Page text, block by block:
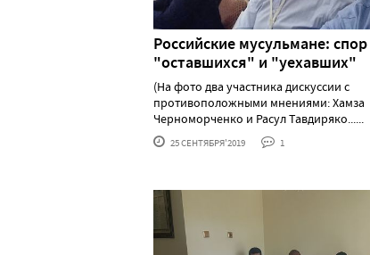
Российские мусульмане: спор
"оставшихся" и "уехавших"
(На фото два участника дискуссии с
противоположными мнениями: Хамза
Черноморченко и Расул Тавдиряко......
25 СЕНТЯБРЯ'2019 1